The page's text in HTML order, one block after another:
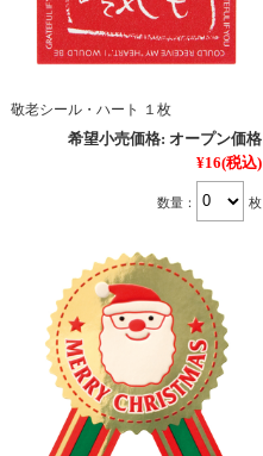
敬老シール・ハート １枚
希望小売価格: オープン価格
¥16(税込)
数量： 枚